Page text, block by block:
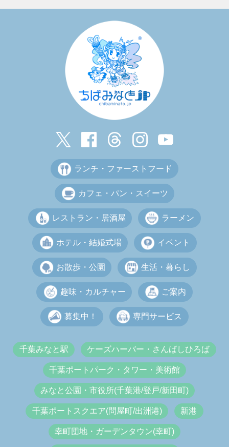
ランチ・ファーストフード
カフェ・パン・スイーツ
レストラン・居酒屋 ラーメン
ホテル・結婚式場 イベント
お散歩・公園 生活・暮らし
趣味・カルチャー ご案内
募集中！ 専門サービス
千葉みなと駅 ケーズハーバー・さんばしひろば
千葉ポートパーク・タワー・美術館
みなと公園・市役所(千葉港/登戸/新田町)
千葉ポートスクエア(問屋町/出洲港) 新港
幸町団地・ガーデンタウン(幸町)